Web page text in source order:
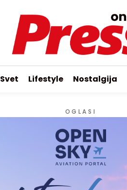
Svet Lifestyle Nostalgija
OGLASI